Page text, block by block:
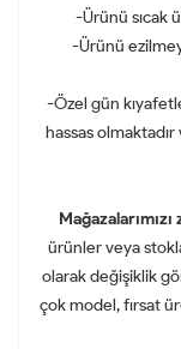
-Ürünü sıcak
-Ürünü
-Özel gün
hassas
ürünler veya
olarak değişiklik
çok model, fırsat